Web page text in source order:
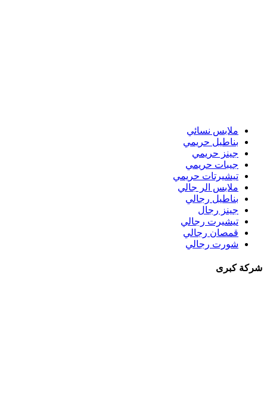
ملابس نسائي
بناطيل حريمي
جينز حريمي
جيبات حريمي
تيشيرتات حريمي
ملابس الر جالي
بناطيل رجالي
جينز رجال
تيشيرت رجالي
قمصان رجالي
شورت رجالي
شركة كبرى